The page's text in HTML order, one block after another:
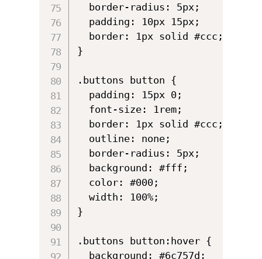
  border-radius: 5px;
  padding: 10px 15px;
  border: 1px solid #ccc;
}
.buttons button {
  padding: 15px 0;
  font-size: 1rem;
  border: 1px solid #ccc;
  outline: none;
  border-radius: 5px;
  background: #fff;
  color: #000;
  width: 100%;
}
.buttons button:hover {
  background: #6c757d;